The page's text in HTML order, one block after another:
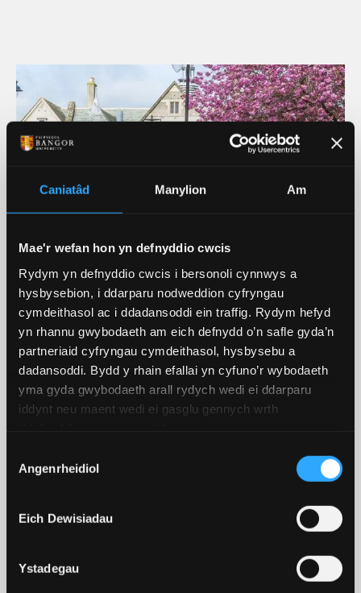
Caniatâd Manylion Am
Mae'r wefan hon yn defnyddio cwcis
Rydym yn defnyddio cwcis i bersonoli cynnwys a
hysbysebion, i ddarparu nodweddion cyfryngau
cymdeithasol ac i ddadansoddi ein traffig. Rydym hefyd
yn rhannu gwybodaeth am eich defnydd o’n safle gyda’n
partneriaid cyfryngau cymdeithasol, hysbysebu a
dadansoddi. Bydd y rhain efallai yn cyfuno’r wybodaeth
yma gyda gwybodaeth arall rydych wedi ei ddarparu
iddynt neu maent wedi ei gasglu gennych wrth
Caniatâd
Angenrheidiol
Eich Dewisiadau
Ystadegau
CYNADLEDDAU,
DIGWYDDIADAU A LLOGI
YSTAFELLOEDD
cynhadledd neu ddigwyddiad corfforaethol. Mae
ein tîm arlwyo a digwyddiadau mewnol yn cynnig
pecynnau pwrpasol sy’n addas i bawb - o ginio